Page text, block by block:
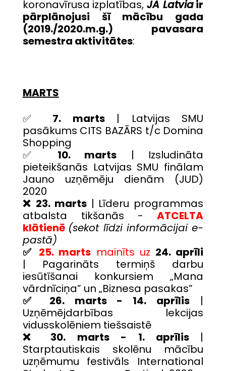
koronavīrusa izplatības, JA Latviair
pārplānojusi šī mācību gada
(2019./2020.m.g.) pavasara
semestra aktivitātes:
MARTS
✅ 7. marts| Latvijas SMU
pasākums CITS BAZĀRS t/c Domina
Shopping
✅ 10. marts | Izsludināta
pieteikšanās Latvijas SMU finālam
Jauno uzņēmēju dienām (JUD)
2020
❌ 23. marts | Līderu programmas
atbalsta tikšanās -
ATCELTA
klātienē (sekot līdzi informācijai e-
pastā)
✅ 25. marts mainīts uz 24. aprīli
|
Pagarināts termiņš darbu
iesūtīšanai konkursiem „Mana
vārdnīciņa” un „Biznesa pasakas”
✅ 26. marts - 14. aprīlis |
Uzņēmējdarbības lekcijas
vidusskolēniem tiešsaistē
❌ 30. marts - 1. aprīlis |
Starptautiskais skolēnu mācību
uzņēmumu festivāls International